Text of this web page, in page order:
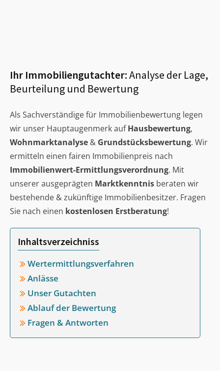
Ihr Immobiliengutachter:Analyse der Lage,
Beurteilung und Bewertung
Als Sachverständige für Immobilienbewertung legen
wir unser Hauptaugenmerk aufHausbewertung,
Wohnmarktanalyse & Grundstücksbewertung. Wir
ermitteln einen fairen Immobilienpreis nach
Immobilienwert-Ermittlungsverordnung. Mit
unserer ausgeprägten Marktkenntnis beraten wir
bestehende & zukünftige Immobilienbesitzer. Fragen
Sie nach einen kostenlosen Erstberatung!
Inhaltsverzeichniss
Wertermittlungsverfahren
Anlässe
Unser Gutachten
Ablauf der Bewertung
Fragen & Antworten